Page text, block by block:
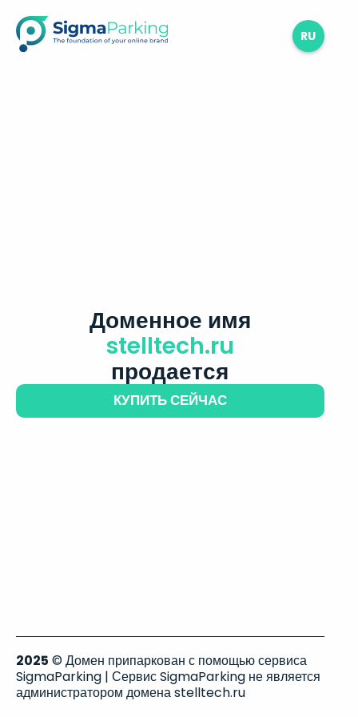
RU
Доменное имя
stelltech.ru
продается
КУПИТЬ СЕЙЧАС
2025 © Домен припаркован с помощью сервиса
SigmaParking | Сервис SigmaParking не является
администратором домена stelltech.ru